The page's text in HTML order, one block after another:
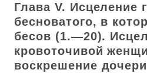
Глава V. Исцеление
бесноватого, в
бесов (1.—20).
кровоточивой
воскрешение